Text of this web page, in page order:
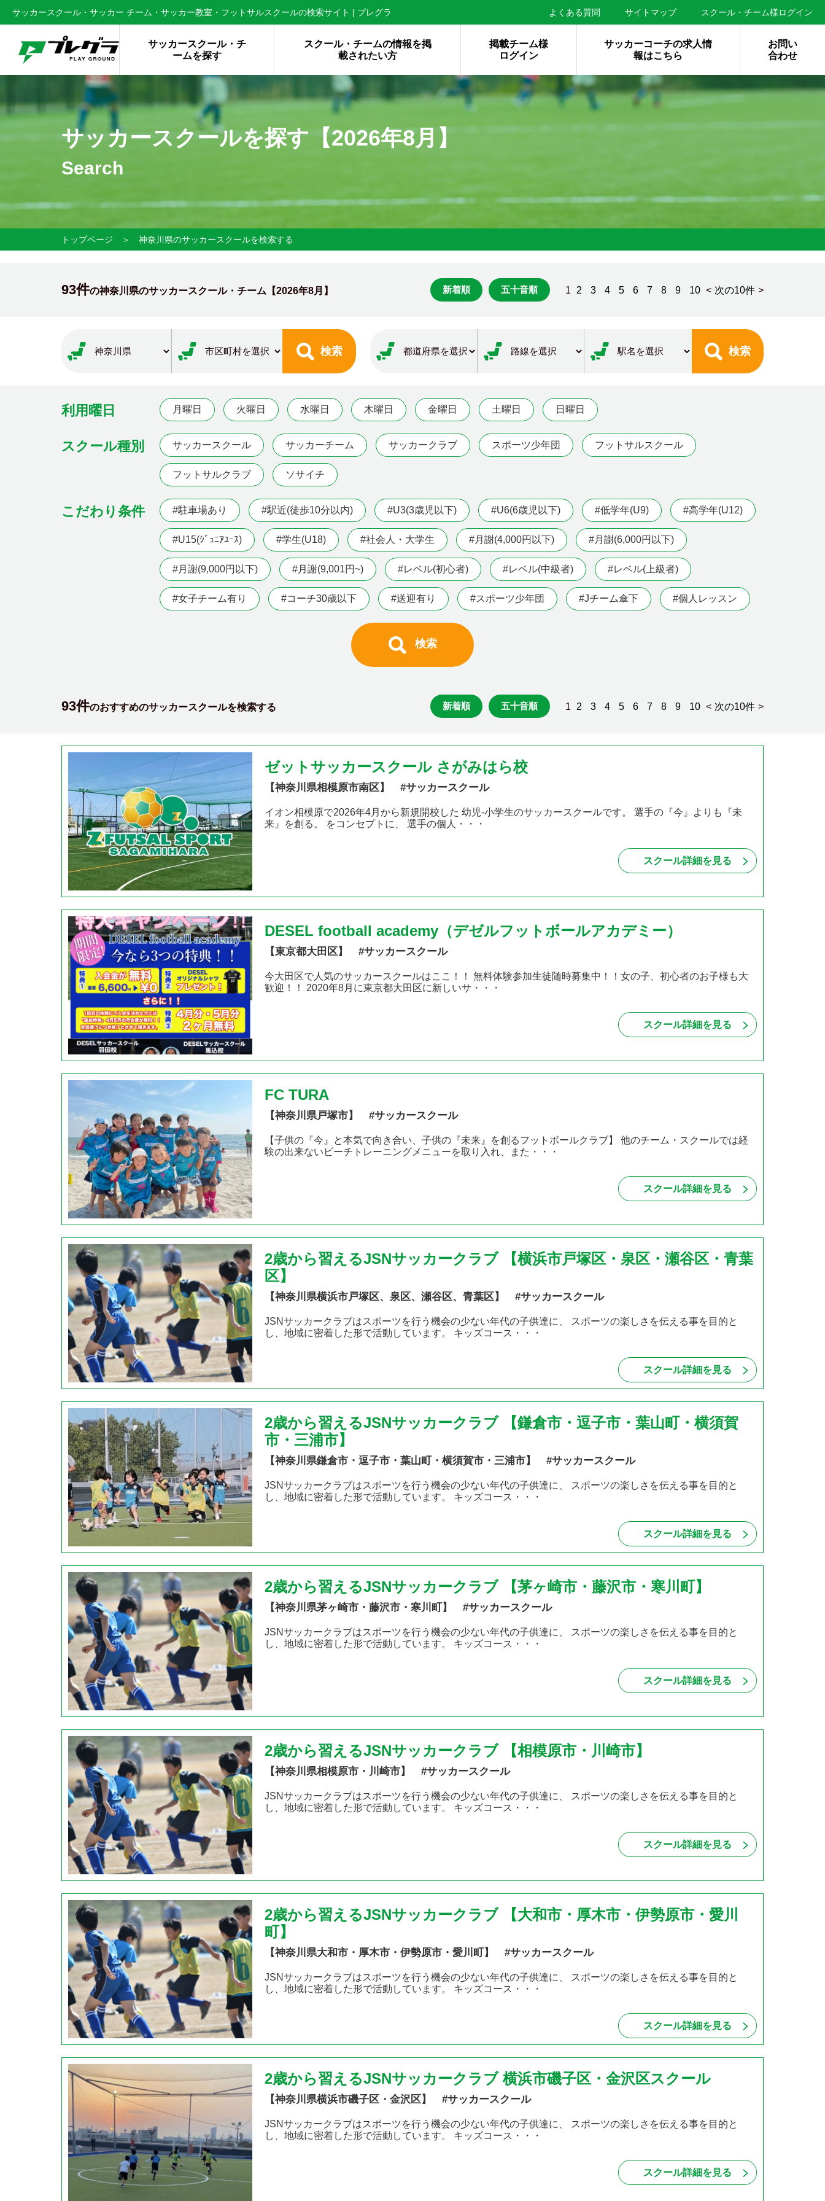
サッカースクール・サッカー チーム・サッカー教室・フットサルスクールの検索サイト | プレグラ よくある質問 サイトマップ スクール・チーム様ログイン
サッカースクール・チ
ームを探す
スクール・チームの情報を掲
載されたい方
掲載チーム様
ログイン
サッカーコーチの求人情
報はこちら
お問い
合わせ
サッカースクールを探す【2026年8月】
Search
トップページ ＞ 神奈川県のサッカースクールを検索する
93件の神奈川県のサッカースクール・チーム【2026年8月】 新着順 五十音順 1 2 3 4 5 6 7 8 9 10 < 次の10件 >
検索 検索
利用曜日 月曜日 火曜日 水曜日 木曜日 金曜日 土曜日 日曜日
スクール種別 サッカースクール サッカーチーム サッカークラブ スポーツ少年団 フットサルスクール
フットサルクラブ ソサイチ
こだわり条件 #駐車場あり #駅近(徒歩10分以内) #U3(3歳児以下) #U6(6歳児以下) #低学年(U9) #高学年(U12)
#U15(ｼﾞｭﾆｱﾕｰｽ) #学生(U18) #社会人・大学生 #月謝(4,000円以下) #月謝(6,000円以下)
#月謝(9,000円以下) #月謝(9,001円~) #レベル(初心者) #レベル(中級者) #レベル(上級者)
#女子チーム有り #コーチ30歳以下 #送迎有り #スポーツ少年団 #Jチーム傘下 #個人レッスン
検索
93件のおすすめのサッカースクールを検索する 新着順 五十音順 1 2 3 4 5 6 7 8 9 10 < 次の10件 >
ゼットサッカースクール さがみはら校
【神奈川県相模原市南区】 #サッカースクール
イオン相模原で2026年4月から新規開校した 幼児-小学生のサッカースクールです。 選手の『今』よりも『未
来』を創る。 をコンセプトに、 選手の個人・・・
スクール詳細を見る
DESEL football academy（デゼルフットボールアカデミー）
【東京都大田区】 #サッカースクール
今大田区で人気のサッカースクールはここ！！ 無料体験参加生徒随時募集中！！女の子、初心者のお子様も大
歓迎！！ 2020年8月に東京都大田区に新しいサ・・・
スクール詳細を見る
FC TURA
【神奈川県戸塚市】 #サッカースクール
【子供の『今』と本気で向き合い、子供の『未来』を創るフットボールクラブ】 他のチーム・スクールでは経
験の出来ないビーチトレーニングメニューを取り入れ、また・・・
スクール詳細を見る
2歳から習えるJSNサッカークラブ 【横浜市戸塚区・泉区・瀬谷区・青葉
区】
【神奈川県横浜市戸塚区、泉区、瀬谷区、青葉区】 #サッカースクール
JSNサッカークラブはスポーツを行う機会の少ない年代の子供達に、 スポーツの楽しさを伝える事を目的と
し、地域に密着した形で活動しています。 キッズコース・・・
スクール詳細を見る
2歳から習えるJSNサッカークラブ 【鎌倉市・逗子市・葉山町・横須賀
市・三浦市】
【神奈川県鎌倉市・逗子市・葉山町・横須賀市・三浦市】 #サッカースクール
JSNサッカークラブはスポーツを行う機会の少ない年代の子供達に、 スポーツの楽しさを伝える事を目的と
し、地域に密着した形で活動しています。 キッズコース・・・
スクール詳細を見る
2歳から習えるJSNサッカークラブ 【茅ヶ崎市・藤沢市・寒川町】
【神奈川県茅ヶ崎市・藤沢市・寒川町】 #サッカースクール
JSNサッカークラブはスポーツを行う機会の少ない年代の子供達に、 スポーツの楽しさを伝える事を目的と
し、地域に密着した形で活動しています。 キッズコース・・・
スクール詳細を見る
2歳から習えるJSNサッカークラブ 【相模原市・川崎市】
【神奈川県相模原市・川崎市】 #サッカースクール
JSNサッカークラブはスポーツを行う機会の少ない年代の子供達に、 スポーツの楽しさを伝える事を目的と
し、地域に密着した形で活動しています。 キッズコース・・・
スクール詳細を見る
2歳から習えるJSNサッカークラブ 【大和市・厚木市・伊勢原市・愛川
町】
【神奈川県大和市・厚木市・伊勢原市・愛川町】 #サッカースクール
JSNサッカークラブはスポーツを行う機会の少ない年代の子供達に、 スポーツの楽しさを伝える事を目的と
し、地域に密着した形で活動しています。 キッズコース・・・
スクール詳細を見る
2歳から習えるJSNサッカークラブ 横浜市磯子区・金沢区スクール
【神奈川県横浜市磯子区・金沢区】 #サッカースクール
JSNサッカークラブはスポーツを行う機会の少ない年代の子供達に、 スポーツの楽しさを伝える事を目的と
し、地域に密着した形で活動しています。 キッズコース・・・
スクール詳細を見る